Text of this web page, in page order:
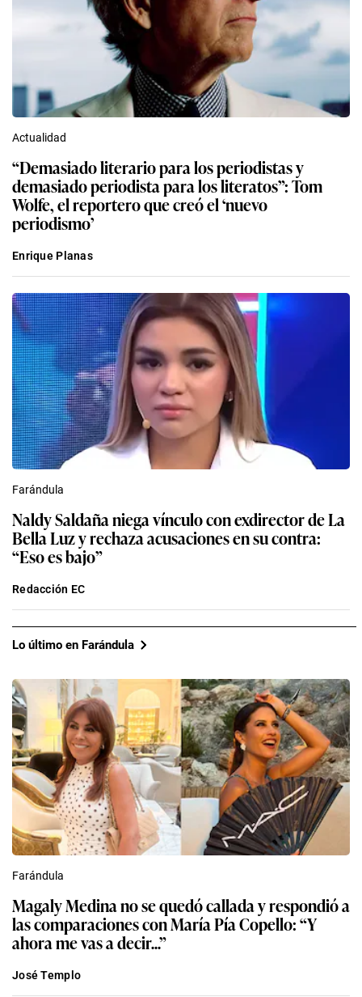
Actualidad
“Demasiado literario para los periodistas y
demasiado periodista para los literatos”: Tom
Wolfe, el reportero que creó el ‘nuevo
periodismo’
Enrique Planas
Farándula
Naldy Saldaña niega vínculo con exdirector de La
Bella Luz y rechaza acusaciones en su contra:
“Eso es bajo”
Redacción EC
Lo último en Farándula
Farándula
Magaly Medina no se quedó callada y respondió a
las comparaciones con María Pía Copello: “Y
ahora me vas a decir...”
José Templo